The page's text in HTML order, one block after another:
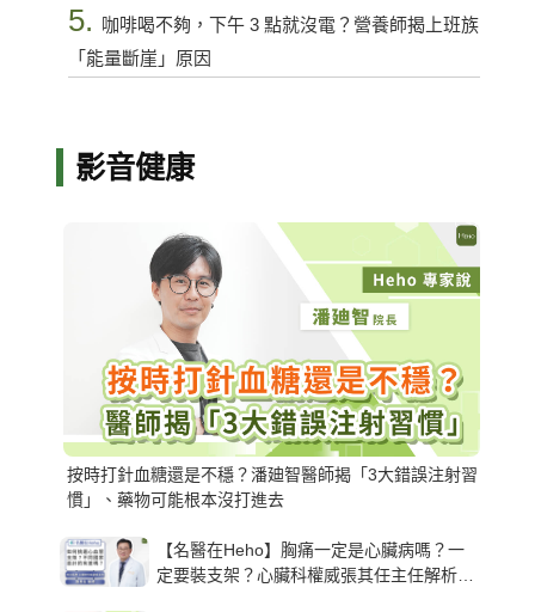
5.
咖啡喝不夠，下午 3 點就沒電？營養師揭上班族
「能量斷崖」原因
影音健康
按時打針血糖還是不穩？潘廸智醫師揭「3大錯誤注射習
慣」、藥物可能根本沒打進去
【名醫在Heho】胸痛一定是心臟病嗎？一
定要裝支架？心臟科權威張其任主任解析支